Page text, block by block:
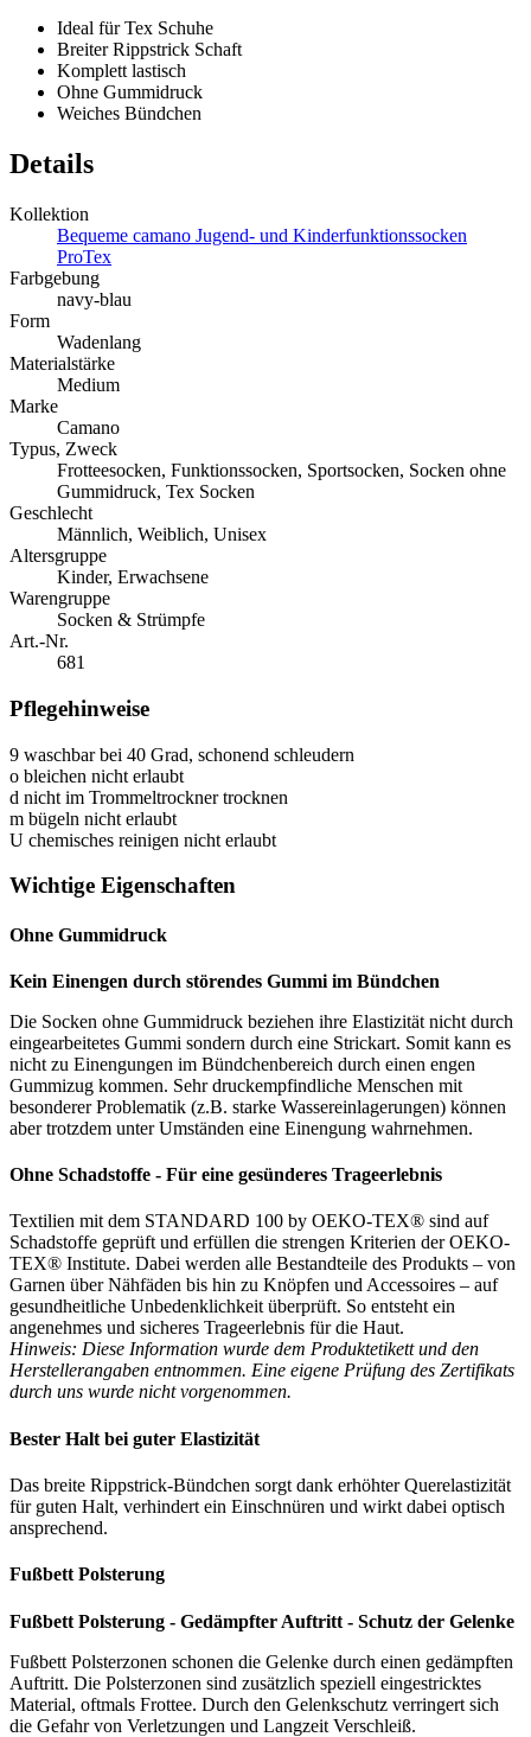
Ideal für Tex Schuhe
Breiter Rippstrick Schaft
Komplett lastisch
Ohne Gummidruck
Weiches Bündchen
Details
Kollektion
Bequeme camano Jugend- und Kinderfunktionssocken
ProTex
Farbgebung
navy-blau
Form
Wadenlang
Materialstärke
Medium
Marke
Camano
Typus, Zweck
Frotteesocken, Funktionssocken, Sportsocken, Socken ohne
Gummidruck, Tex Socken
Geschlecht
Männlich, Weiblich, Unisex
Altersgruppe
Kinder, Erwachsene
Warengruppe
Socken & Strümpfe
Art.-Nr.
681
Pflegehinweise
9 waschbar bei 40 Grad, schonend schleudern
o bleichen nicht erlaubt
d nicht im Trommeltrockner trocknen
m bügeln nicht erlaubt
U chemisches reinigen nicht erlaubt
Wichtige Eigenschaften
Ohne Gummidruck
Kein Einengen durch störendes Gummi im Bündchen
Die Socken ohne Gummidruck beziehen ihre Elastizität nicht durch
eingearbeitetes Gummi sondern durch eine Strickart. Somit kann es
nicht zu Einengungen im Bündchenbereich durch einen engen
Gummizug kommen. Sehr druckempfindliche Menschen mit
besonderer Problematik (z.B. starke Wassereinlagerungen) können
aber trotzdem unter Umständen eine Einengung wahrnehmen.
Ohne Schadstoffe - Für eine gesünderes Trageerlebnis
Textilien mit dem STANDARD 100 by OEKO-TEX® sind auf
Schadstoffe geprüft und erfüllen die strengen Kriterien der OEKO-
TEX® Institute. Dabei werden alle Bestandteile des Produkts – von
Garnen über Nähfäden bis hin zu Knöpfen und Accessoires – auf
gesundheitliche Unbedenklichkeit überprüft. So entsteht ein
angenehmes und sicheres Trageerlebnis für die Haut.
Hinweis: Diese Information wurde dem Produktetikett und den
Herstellerangaben entnommen. Eine eigene Prüfung des Zertifikats
durch uns wurde nicht vorgenommen.
Bester Halt bei guter Elastizität
Das breite Rippstrick-Bündchen sorgt dank erhöhter Querelastizität
für guten Halt, verhindert ein Einschnüren und wirkt dabei optisch
ansprechend.
Fußbett Polsterung
Fußbett Polsterung - Gedämpfter Auftritt - Schutz der Gelenke
Fußbett Polsterzonen schonen die Gelenke durch einen gedämpften
Auftritt. Die Polsterzonen sind zusätzlich speziell eingestricktes
Material, oftmals Frottee. Durch den Gelenkschutz verringert sich
die Gefahr von Verletzungen und Langzeit Verschleiß.